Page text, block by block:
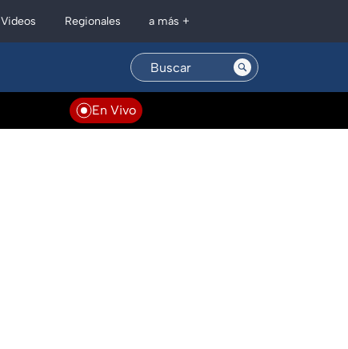
Videos Regionales a más +
En Vivo